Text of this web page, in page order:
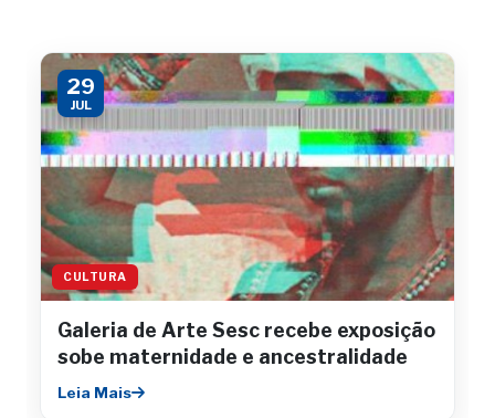
29
JUL
CULTURA
Galeria de Arte Sesc recebe exposição
sobe maternidade e ancestralidade
Leia Mais